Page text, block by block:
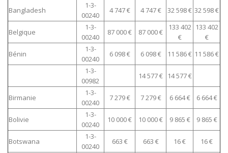
Bangladesh
1-3-
00240
4 747 € 4 747 € 32 598 € 32 598 €
Belgique
1-3-
00240
87 000 € 87 000 €
133 402
€
133 402
€
Bénin
1-3-
00240
6 098 € 6 098 € 11 586 € 11 586 €
1-3-
00982
14 577 € 14 577 €
Birmanie
1-3-
00240
7 279 € 7 279 € 6 664 € 6 664 €
Bolivie
1-3-
00240
10 000 € 10 000 € 9 865 € 9 865 €
Botswana
1-3-
00240
663 € 663 € 16 € 16 €